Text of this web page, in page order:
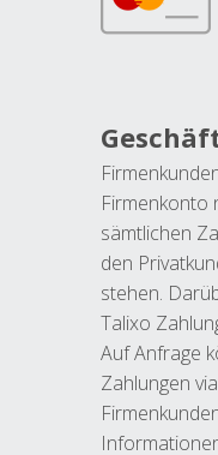
Firmenkonto
sämtlichen
den
stehen.
Talixo
Auf Anfrage
Zahlungen